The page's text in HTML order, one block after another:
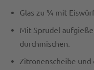
Glas zu ¾ mit
Mit Sprudel
durchmischen.
Zitronenscheibe und